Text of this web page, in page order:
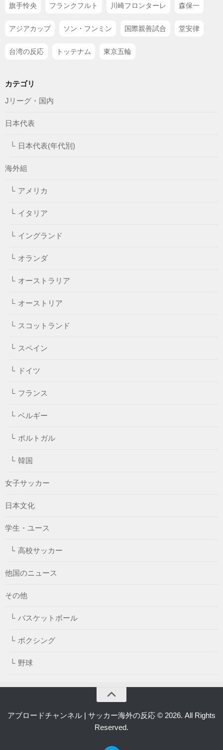
旗手怜央 フランクフルト 川崎フロンターレ 森保一
アジアカップ ソン・フンミン 国際親善試合 堂安律
台湾の反応 トッテナム 東京五輪
カテゴリ
Jリーグ・国内
日本代表
日本代表(年代別)
海外組
アメリカ
イタリア
イングランド
オランダ
オーストラリア
オーストリア
スコットランド
スペイン
ドイツ
フランス
ベルギー
ポルトガル
韓国
女子サッカー
日本文化
学生・ユース
高校サッカー
他国のニュース
その他
バスケットボール
ボクシング
野球
アブロードチャンネル | サッカー海外の反応 © 2026. All Rights
Reserved.